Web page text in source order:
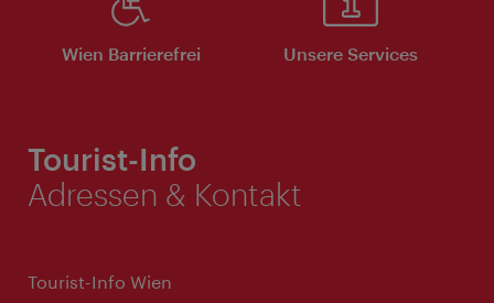
Wien Barrierefrei Unsere Services
Tourist-Info
Adressen & Kontakt
Tourist-Info Wien